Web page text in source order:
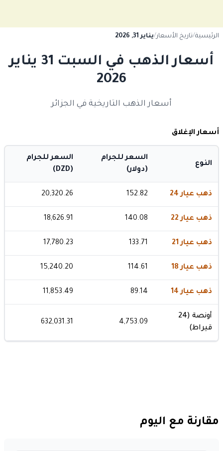
الرئيسية/تاريخ الأسعار/يناير 31, 2026
أسعار الذهب في السبت 31 يناير
2026
أسعار الذهب التاريخية في الجزائر
أسعار الإغلاق
النوع
السعر للجرام
(دولار)
السعر للجرام
(DZD)
ذهب عيار 24 152.82
20,320.26
ذهب عيار 22 140.08
18,626.91
ذهب عيار 21 133.71
17,780.23
ذهب عيار 18 114.61
15,240.20
ذهب عيار 14 89.14
11,853.49
أونصة (24
قيراط)
4,753.09
632,031.31
مقارنة مع اليوم